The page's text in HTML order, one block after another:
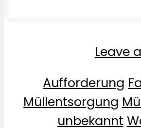
Leave
Aufforderung
Müllentsorgung
unbekannt